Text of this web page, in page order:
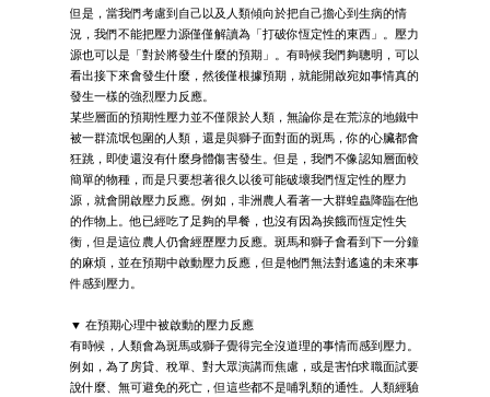
但是，當我們考慮到自己以及人類傾向於把自己擔心到生病的情
況，我們不能把壓力源僅僅解讀為「打破你恆定性的東西」。壓力
源也可以是「對於將發生什麼的預期」。有時候我們夠聰明，可以
看出接下來會發生什麼，然後僅根據預期，就能開啟宛如事情真的
發生一樣的強烈壓力反應。
某些層面的預期性壓力並不僅限於人類，無論你是在荒涼的地鐵中
被一群流氓包圍的人類，還是與獅子面對面的斑馬，你的心臟都會
狂跳，即使還沒有什麼身體傷害發生。但是，我們不像認知層面較
簡單的物種，而是只要想著很久以後可能破壞我們恆定性的壓力
源，就會開啟壓力反應。例如，非洲農人看著一大群蝗蟲降臨在他
的作物上。他已經吃了足夠的早餐，也沒有因為挨餓而恆定性失
衡，但是這位農人仍會經歷壓力反應。斑馬和獅子會看到下一分鐘
的麻煩，並在預期中啟動壓力反應，但是牠們無法對遙遠的未來事
件感到壓力。
▼ 在預期心理中被啟動的壓力反應
有時候，人類會為斑馬或獅子覺得完全沒道理的事情而感到壓力。
例如，為了房貸、稅單、對大眾演講而焦慮，或是害怕求職面試要
說什麼、無可避免的死亡，但這些都不是哺乳類的通性。人類經驗